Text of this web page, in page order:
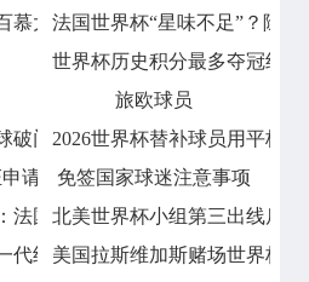
慕大到黑麦草的过渡
法国世界杯“星味不足”？除姆
世界杯历史积分最多夺冠纪录
旅欧球员
破门会否技惊四座
2026世界杯替补球员用平板
请指南免签国家球迷注意事项
法国2比0淘汰波兰
北美世界杯小组第三出线后
代终章美国拉斯维加斯赌场世界杯